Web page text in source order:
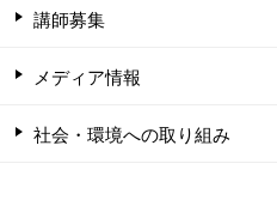
講師募集
メディア情報
社会・環境への取り組み